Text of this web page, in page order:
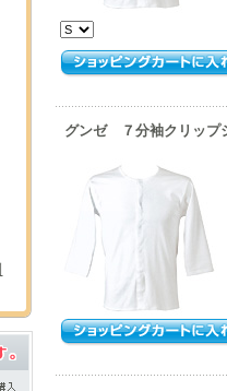
グンゼ ７分袖クリッ